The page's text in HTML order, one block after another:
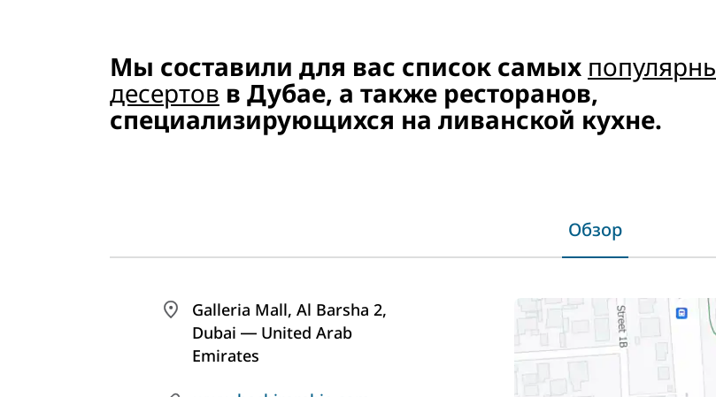
Мы составили для вас список самых
десертов в Дубае, а также ресторанов,
специализирующихся на ливанской кухне.
Обзор
Galleria Mall, Al Barsha 2,
Dubai ― United Arab
Emirates